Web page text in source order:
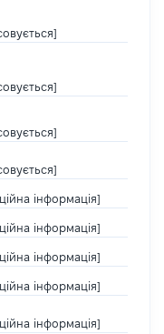
інформація]
інформація]
інформація]
інформація]
інформація]